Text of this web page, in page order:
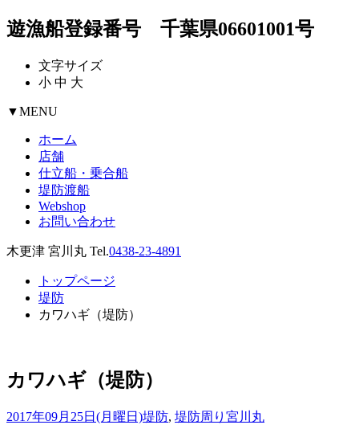
遊漁船登録番号 千葉県06601001号
文字サイズ
小 中 大
▼MENU
ホーム
店舗
仕立船・乗合船
堤防渡船
Webshop
お問い合わせ
木更津 宮川丸 Tel.0438-23-4891
トップページ
堤防
カワハギ（堤防）
カワハギ（堤防）
2017年09月25日(月曜日)堤防, 堤防周り 宮川丸